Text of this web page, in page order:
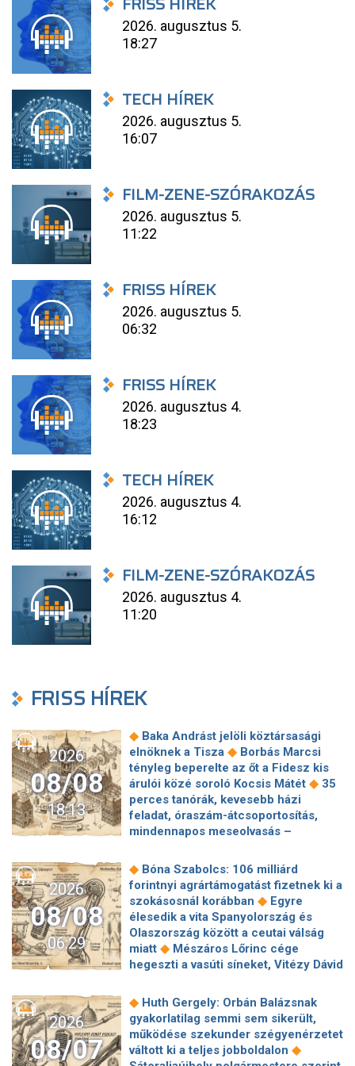
2026. augusztus 5.
18:27
TECH HÍREK
2026. augusztus 5.
16:07
FILM-ZENE-SZÓRAKOZÁS
2026. augusztus 5.
11:22
FRISS HÍREK
2026. augusztus 5.
06:32
FRISS HÍREK
2026. augusztus 4.
18:23
TECH HÍREK
2026. augusztus 4.
16:12
FILM-ZENE-SZÓRAKOZÁS
2026. augusztus 4.
11:20
FRISS HÍREK
2026
08/08
18:13
◆ Baka Andrást jelöli köztársasági
elnöknek a Tisza ◆ Borbás Marcsi
tényleg beperelte az őt a Fidesz kis
árulói közé soroló Kocsis Mátét ◆ 35
perces tanórák, kevesebb házi
feladat, óraszám-átcsoportosítás,
mindennapos meseolvasás –
tagozatos javaslatcsomagja
Lemond és az egyetemről is távozik
az Ádám Zoltánt kirúgó corvinusos
rektorhelyettes◆
Katasztrófavédelem: Ez már nekünk is
sok! És sajnos nem látjuk a végét ◆
Nem fizeti vissza a vételárat a zuglói
kormányzati negyed
szélerőmű-gyűlölete: egymilliárd
dollárt fizetnek egy német cégnek,
hogy leállítsa az amerikai projektjeit◆
Dinnyedráma: hiába finom csemege,
2026
08/08
06:29
◆ Bóna Szabolcs: 106 milliárd
forintnyi agrártámogatást fizetnek ki a
szokásosnál korábban ◆ Egyre
élesedik a vita Spanyolország és
Olaszország között a ceutai válság
miatt ◆ Mészáros Lőrinc cége
hegeszti a vasúti síneket, Vitézy Dávid
tesz a Bosnyák téri irodakomplexum
beruházója, ha az állam felmondja a
szerződésüket ◆ Megérkezett
Magyar Péter bejelentése: így költik
el a 6 ezer milliárd forintnyi uniós
2026
08/07
◆ Huth Gergely: Orbán Balázsnak
gyakorlatilag semmi sem sikerült,
működése szekunder szégyenérzetet
váltott ki a teljes jobboldalon ◆